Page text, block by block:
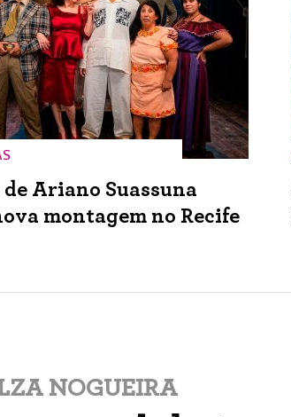
Ariano Suassuna
montagem no Recife
NOGUEIRA